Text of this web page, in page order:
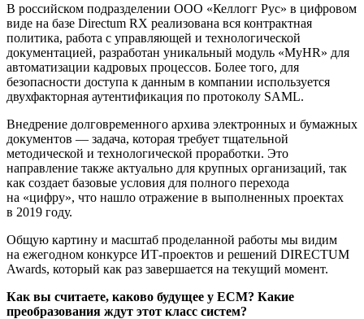
В российском подразделении ООО «Келлогг Рус» в цифровом
виде на базе Directum RX реализована вся контрактная
политика, работа с управляющей и технологической
документацией, разработан уникальный модуль «МуHR» для
автоматизации кадровых процессов. Более того, для
безопасности доступа к данным в компании используется
двухфакторная аутентификация по протоколу SAML.
Внедрение долговременного архива электронных и бумажных
документов — задача, которая требует тщательной
методической и технологической проработки. Это
направление также актуально для крупных организаций, так
как создает базовые условия для полного перехода
на «цифру», что нашло отражение в выполненных проектах
в 2019 году.
Общую картину и масштаб проделанной работы мы видим
на ежегодном конкурсе ИТ-проектов и решений DIRECTUM
Awards, который как раз завершается на текущий момент.
Как вы считаете, каково будущее у ECM? Какие
преобразования ждут этот класс систем?